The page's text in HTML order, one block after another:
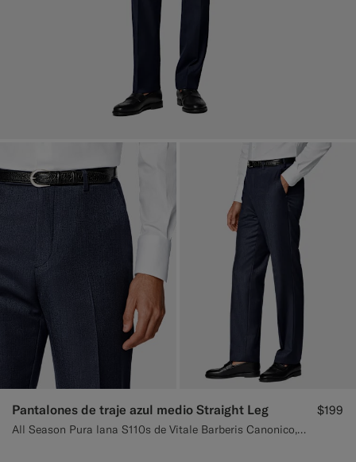
Pantalones de traje azul medio Straight Leg
All Season Pura lana S110s de Vitale Barberis Canonico, Italia
$199